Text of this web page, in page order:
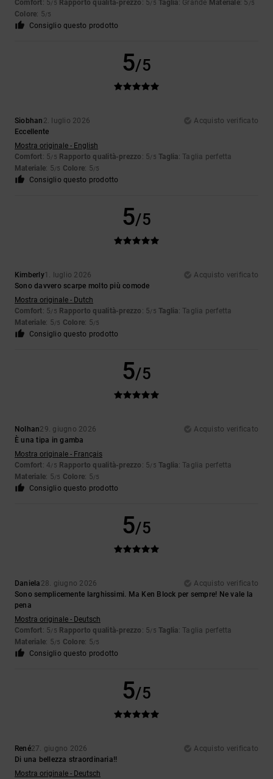
Comfort: 5/5 Rapporto qualità-prezzo : 5/5 Taglia: Grande Materiale: 5 /5
Colore: 5/5
Consiglio questo prodotto
5/5
Siobhan 2. luglio 2026
Acquisto verificato
Eccellente
Mostra originale - English
Comfort: 5/5 Rapporto qualità-prezzo : 5/5 Taglia: Taglia perfetta
Materiale: 5/5 Colore: 5/5
Consiglio questo prodotto
5/5
Kimberly1. luglio 2026
Acquisto verificato
Sono davvero scarpe molto più comode
Mostra originale - Dutch
Comfort: 5/5 Rapporto qualità-prezzo : 5/5 Taglia: Taglia perfetta
Materiale: 5/5 Colore: 5/5
Consiglio questo prodotto
5/5
Nolhan29. giugno 2026
Acquisto verificato
È una tipa in gamba
Mostra originale - Français
Comfort: 4/5 Rapporto qualità-prezzo : 5/5 Taglia: Taglia perfetta
Materiale: 5/5 Colore: 5/5
Consiglio questo prodotto
5/5
Daniela 28. giugno 2026
Acquisto verificato
Sono semplicemente larghissimi. Ma Ken Block per sempre! Ne vale la
pena
Mostra originale - Deutsch
Comfort: 5/5 Rapporto qualità-prezzo : 5/5 Taglia: Taglia perfetta
Materiale: 5/5 Colore: 5/5
Consiglio questo prodotto
5/5
René27. giugno 2026
Acquisto verificato
Di una bellezza straordinaria!!
Mostra originale - Deutsch